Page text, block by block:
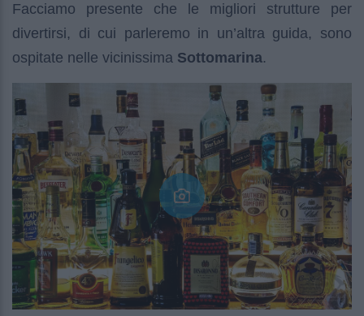
Facciamo presente che le migliori strutture per
divertirsi, di cui parleremo in un’altra guida, sono
ospitate nelle vicinissima Sottomarina.